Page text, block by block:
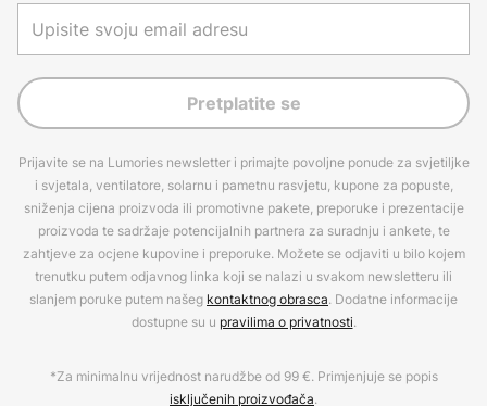
Pretplatite se
Prijavite se na Lumories newsletter i primajte povoljne ponude za svjetiljke
i svjetala, ventilatore, solarnu i pametnu rasvjetu, kupone za popuste,
sniženja cijena proizvoda ili promotivne pakete, preporuke i prezentacije
proizvoda te sadržaje potencijalnih partnera za suradnju i ankete, te
zahtjeve za ocjene kupovine i preporuke. Možete se odjaviti u bilo kojem
trenutku putem odjavnog linka koji se nalazi u svakom newsletteru ili
slanjem poruke putem našeg kontaktnog obrasca. Dodatne informacije
dostupne su u pravilima o privatnosti.
*Za minimalnu vrijednost narudžbe od 99 €. Primjenjuje se popis
isključenih proizvođača.